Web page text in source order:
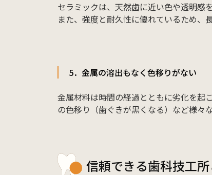
セラミックは、天然歯に近い色や透明感
また、強度と耐久性に優れているため、
5．金属の溶出もなく色移りがない
金属材料は時間の経過とともに劣化を起
の色移り（歯ぐきが黒くなる）など様々
信頼できる歯科技工